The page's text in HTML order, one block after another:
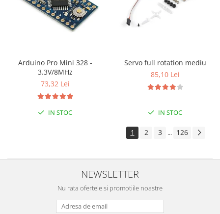
Arduino Pro Mini 328 -
3.3V/8MHz
73,32 Lei
IN STOC
Servo full rotation mediu
85,10 Lei
IN STOC
1 2 3 ... 126
NEWSLETTER
Nu rata ofertele si promotiile noastre